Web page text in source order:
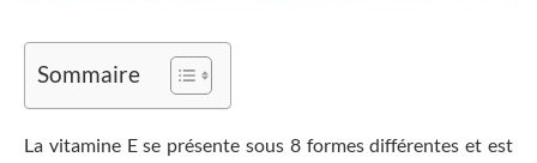
Sommaire
La vitamine E se présente sous 8 formes différentes et est